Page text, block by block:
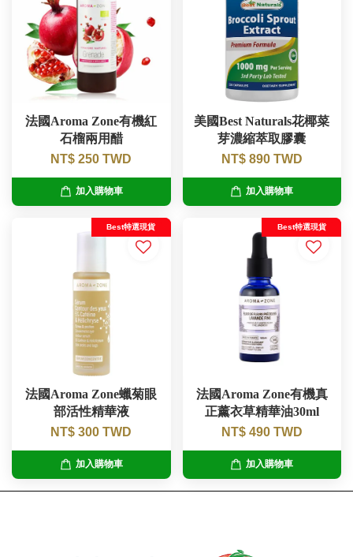
法國Aroma Zone有機紅
石榴兩用醋
NT$ 250 TWD
加入購物車
美國Best Naturals花椰菜
芽濃縮萃取膠囊
NT$ 890 TWD
加入購物車
Best特選現貨
法國Aroma Zone蠟菊眼
部活性精華液
NT$ 300 TWD
加入購物車
Best特選現貨
法國Aroma Zone有機真
正薰衣草精華油30ml
NT$ 490 TWD
加入購物車